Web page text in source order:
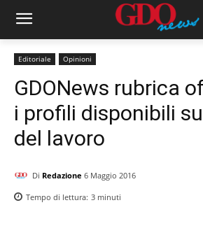
Editoriale Opinioni
GDONews rubrica
i profili disponibili
del lavoro
Di Redazione 6 Maggio 2016
Tempo di lettura: 3 minuti